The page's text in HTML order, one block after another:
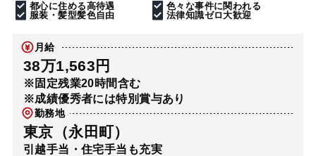
都心に住める高待遇
色々な事件に関われる
服装・髪型髪色自由
法律知識ゼロ大歓迎
月給
38万1,563円
※固定残業20時間含む
※成績優秀者には特別賞与あり
勤務地
東京（永田町）
引越手当・住宅手当も充実
取扱分野
解決実績
アクセス
弁護士・税理士